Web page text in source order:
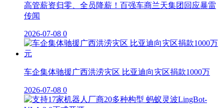
高管薪资归零、全员降薪！百强车商兰天集团回应暴雷
传闻
2026-07-08 0
车企集体驰援广西洪涝灾区 比亚迪向灾区捐款1000万
2026-07-08 0